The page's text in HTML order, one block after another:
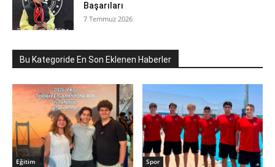
Başarıları
7 Temmuz 2026
Bu Kategoride En Son Eklenen Haberler
Eğitim Spor